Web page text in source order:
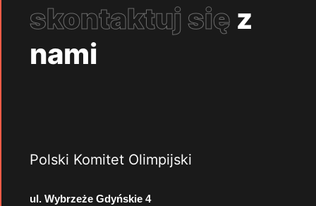
skontaktuj się z
nami
Polski Komitet Olimpijski
ul. Wybrzeże Gdyńskie 4